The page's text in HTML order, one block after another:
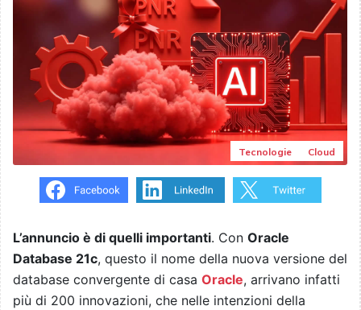
Tecnologie Cloud
L’annuncio è di quelli importanti. Con Oracle
Database 21c, questo il nome della nuova versione del
database convergente di casa Oracle, arrivano infatti
più di 200 innovazioni, che nelle intenzioni della